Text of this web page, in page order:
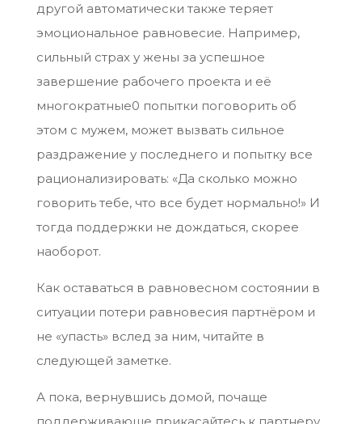
другой автоматически также теряет
эмоциональное равновесие. Например,
сильный страх у жены за успешное
завершение рабочего проекта и её
многократные0 попытки поговорить об
этом с мужем, может вызвать сильное
раздражение у последнего и попытку все
рационализировать: «Да сколько можно
говорить тебе, что все будет нормально!» И
тогда поддержки не дождаться, скорее
наоборот.
Как оставаться в равновесном состоянии в
ситуации потери равновесия партнёром и
не «упасть» вслед за ним, читайте в
следующей заметке.
А пока, вернувшись домой, почаще